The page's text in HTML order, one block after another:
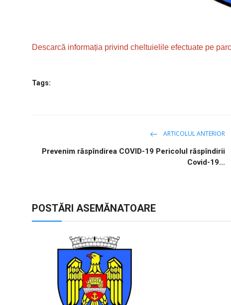
Descarcă informația privind cheltuielile efectuate pe
Tags:
ARTICOLUL ANTERIOR
Prevenim răspîndirea COVID-19 Pericolul răspîndirii
Covid-19...
POSTĂRI ASEMĂNATOARE